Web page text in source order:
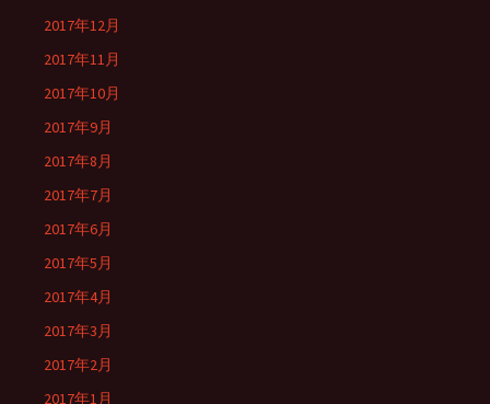
2017年12月
2017年11月
2017年10月
2017年9月
2017年8月
2017年7月
2017年6月
2017年5月
2017年4月
2017年3月
2017年2月
2017年1月